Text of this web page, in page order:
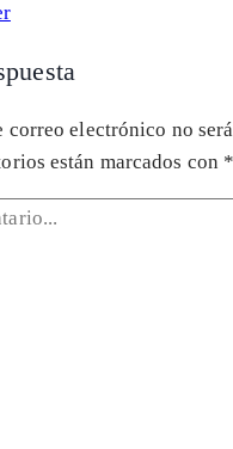
correo electrónico no
están marcados con *